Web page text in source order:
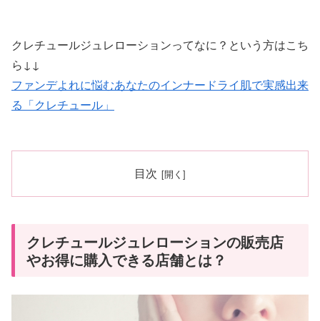
クレチュールジュレローションってなに？という方はこち
ら↓↓
ファンデよれに悩むあなたのインナードライ肌で実感出来
る「クレチュール」
目次
クレチュールジュレローションの販売店
やお得に購入できる店舗とは？